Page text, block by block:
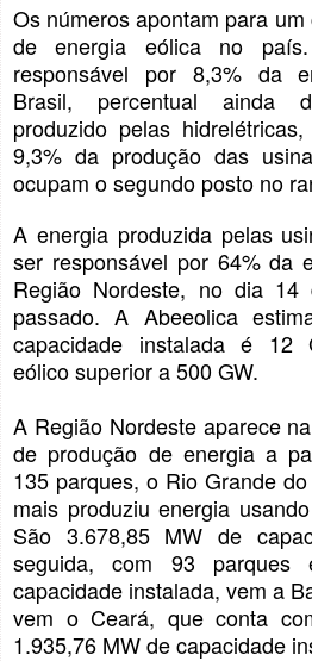
Os números apontam para
de energia eólica no
responsável por 8,3% da
Brasil, percentual ainda
produzido pelas
9,3% da produção das
ocupam o segundo posto no
A energia produzida pelas
ser responsável por 64% da
Região Nordeste, no dia
passado. A Abeeolica
capacidade instalada é 12
eólico superior a 500 GW.
A Região Nordeste aparece
de produção de energia a
135 parques, o Rio Grande
mais produziu energia
São 3.678,85 MW de
seguida, com 93
capacidade instalada, vem a
vem o Ceará, que conta
1.935,76 MW de capacidade